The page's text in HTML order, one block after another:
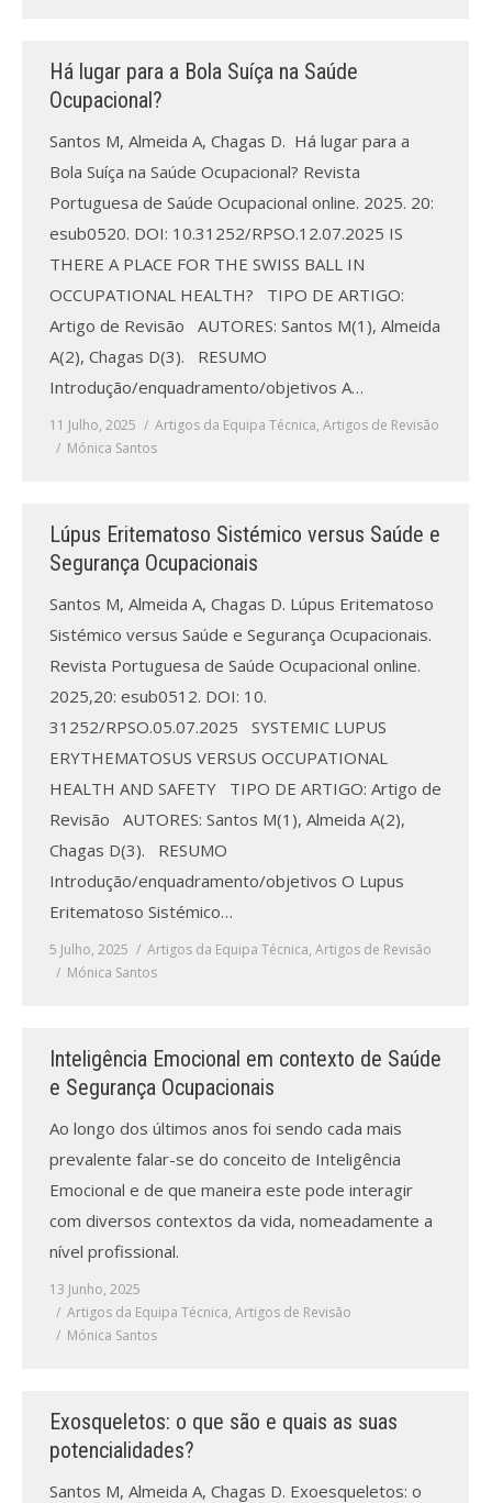
Há lugar para a Bola Suíça na Saúde
Ocupacional?
Santos M, Almeida A, Chagas D. Há lugar para a
Bola Suíça na Saúde Ocupacional? Revista
Portuguesa de Saúde Ocupacional online. 2025. 20:
esub0520. DOI: 10.31252/RPSO.12.07.2025 IS
THERE A PLACE FOR THE SWISS BALL IN
OCCUPATIONAL HEALTH? TIPO DE ARTIGO:
Artigo de Revisão AUTORES: Santos M(1), Almeida
A(2), Chagas D(3). RESUMO
Introdução/enquadramento/objetivos A…
11 Julho, 2025 Artigos da Equipa Técnica, Artigos de Revisão
Mónica Santos
Lúpus Eritematoso Sistémico versus Saúde e
Segurança Ocupacionais
Santos M, Almeida A, Chagas D. Lúpus Eritematoso
Sistémico versus Saúde e Segurança Ocupacionais.
Revista Portuguesa de Saúde Ocupacional online.
2025,20: esub0512. DOI: 10.
31252/RPSO.05.07.2025 SYSTEMIC LUPUS
ERYTHEMATOSUS VERSUS OCCUPATIONAL
HEALTH AND SAFETY TIPO DE ARTIGO: Artigo de
Revisão AUTORES: Santos M(1), Almeida A(2),
Chagas D(3). RESUMO
Introdução/enquadramento/objetivos O Lupus
Eritematoso Sistémico…
5 Julho, 2025 Artigos da Equipa Técnica, Artigos de Revisão
Mónica Santos
Inteligência Emocional em contexto de Saúde
e Segurança Ocupacionais
Ao longo dos últimos anos foi sendo cada mais
prevalente falar-se do conceito de Inteligência
Emocional e de que maneira este pode interagir
com diversos contextos da vida, nomeadamente a
nível profissional.
13 Junho, 2025
Artigos da Equipa Técnica, Artigos de Revisão
Mónica Santos
Exosqueletos: o que são e quais as suas
potencialidades?
Santos M, Almeida A, Chagas D. Exoesqueletos: o